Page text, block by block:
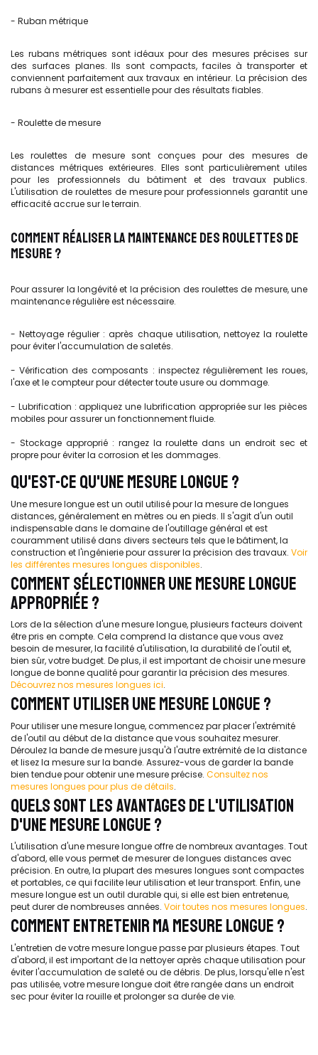
- Ruban métrique
Les rubans métriques sont idéaux pour des mesures précises sur
des surfaces planes. Ils sont compacts, faciles à transporter et
conviennent parfaitement aux travaux en intérieur. La précision des
rubans à mesurer est essentielle pour des résultats fiables.
- Roulette de mesure
Les roulettes de mesure sont conçues pour des mesures de
distances métriques extérieures. Elles sont particulièrement utiles
pour les professionnels du bâtiment et des travaux publics.
L'utilisation de roulettes de mesure pour professionnels garantit une
efficacité accrue sur le terrain.
COMMENT RÉALISER LA MAINTENANCE DES ROULETTES DE
MESURE ?
Pour assurer la longévité et la précision des roulettes de mesure, une
maintenance régulière est nécessaire.
- Nettoyage régulier : après chaque utilisation, nettoyez la roulette
pour éviter l'accumulation de saletés.
- Vérification des composants : inspectez régulièrement les roues,
l'axe et le compteur pour détecter toute usure ou dommage.
- Lubrification : appliquez une lubrification appropriée sur les pièces
mobiles pour assurer un fonctionnement fluide.
- Stockage approprié : rangez la roulette dans un endroit sec et
propre pour éviter la corrosion et les dommages.
QU'EST-CE QU'UNE MESURE LONGUE ?
Une mesure longue est un outil utilisé pour la mesure de longues
distances, généralement en mètres ou en pieds. Il s'agit d'un outil
indispensable dans le domaine de l'outillage général et est
couramment utilisé dans divers secteurs tels que le bâtiment, la
construction et l'ingénierie pour assurer la précision des travaux. Voir
les différentes mesures longues disponibles.
COMMENT SÉLECTIONNER UNE MESURE LONGUE
APPROPRIÉE ?
Lors de la sélection d'une mesure longue, plusieurs facteurs doivent
être pris en compte. Cela comprend la distance que vous avez
besoin de mesurer, la facilité d'utilisation, la durabilité de l'outil et,
bien sûr, votre budget. De plus, il est important de choisir une mesure
longue de bonne qualité pour garantir la précision des mesures.
Découvrez nos mesures longues ici.
COMMENT UTILISER UNE MESURE LONGUE ?
Pour utiliser une mesure longue, commencez par placer l'extrémité
de l'outil au début de la distance que vous souhaitez mesurer.
Déroulez la bande de mesure jusqu'à l'autre extrémité de la distance
et lisez la mesure sur la bande. Assurez-vous de garder la bande
bien tendue pour obtenir une mesure précise. Consultez nos
mesures longues pour plus de détails.
QUELS SONT LES AVANTAGES DE L'UTILISATION
D'UNE MESURE LONGUE ?
L'utilisation d'une mesure longue offre de nombreux avantages. Tout
d'abord, elle vous permet de mesurer de longues distances avec
précision. En outre, la plupart des mesures longues sont compactes
et portables, ce qui facilite leur utilisation et leur transport. Enfin, une
mesure longue est un outil durable qui, si elle est bien entretenue,
peut durer de nombreuses années. Voir toutes nos mesures longues.
COMMENT ENTRETENIR MA MESURE LONGUE ?
L'entretien de votre mesure longue passe par plusieurs étapes. Tout
d'abord, il est important de la nettoyer après chaque utilisation pour
éviter l'accumulation de saleté ou de débris. De plus, lorsqu'elle n'est
pas utilisée, votre mesure longue doit être rangée dans un endroit
sec pour éviter la rouille et prolonger sa durée de vie.